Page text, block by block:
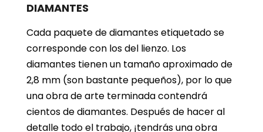
DIAMANTES
Cada paquete de diamantes etiquetado se
corresponde con los del lienzo. Los
diamantes tienen un tamaño aproximado de
2,8 mm (son bastante pequeños), por lo que
una obra de arte terminada contendrá
cientos de diamantes. Después de hacer al
detalle todo el trabajo, ¡tendrás una obra